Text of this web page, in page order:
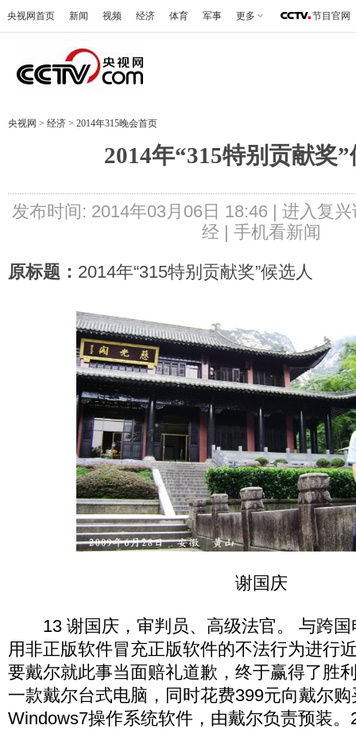
央视网首页 新闻 视频 经济 体育 军事 更多 节目官网
央视网 > 经济 > 2014年315晚会首页
2014年“315特别贡献奖
发布时间: 2014年03月06日 18:46 | 进入复兴
经 | 手机看新闻
原标题： 2014年“315特别贡献奖”候选人
谢国庆
13 谢国庆，审判员、高级法官。 与跨国
用非正版软件冒充正版软件的不法行为进行
要戴尔就此事当面赔礼道歉，终于赢得了胜
一款戴尔台式电脑，同时花费399元向戴尔
Windows7操作系统软件，由戴尔负责预装